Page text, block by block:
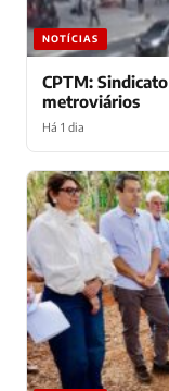
NOTÍCIAS
CPTM:
metroviários
Há 1 dia